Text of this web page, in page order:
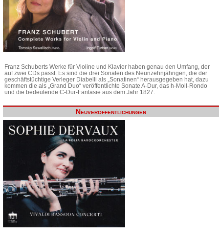
Franz Schuberts Werke für Violine und Klavier haben genau den Umfang, der
auf zwei CDs passt. Es sind die drei Sonaten des Neunzehnjährigen, die der
geschäftstüchtige Verleger Diabelli als „Sonatinen“ herausgegeben hat, dazu
kommen die als „Grand Duo“ veröffentlichte Sonate A-Dur, das h-Moll-Rondo
und die bedeutende C-Dur-Fantasie aus dem Jahr 1827.
Neuveröffentlichungen